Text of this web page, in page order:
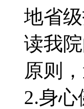
地省
读我
原则
2.身